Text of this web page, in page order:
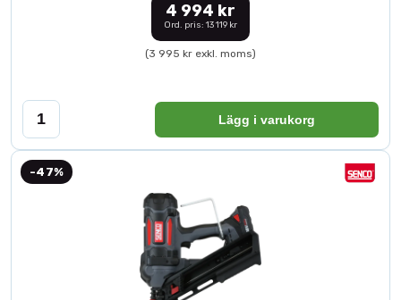
4 994 kr
Ord. pris: 13 119 kr
(3 995 kr exkl. moms)
Lägg i varukorg
-47%